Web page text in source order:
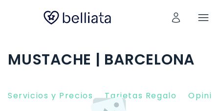
MUSTACHE | BARCELONA
Servicios y Precios Tarjetas Regalo